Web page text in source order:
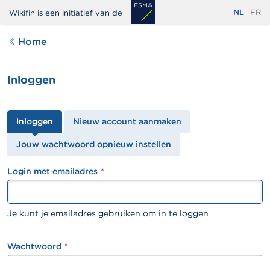
Overslaan
naar
gaan
Wikifin is een initiatief van de NL FR
Home
Inloggen
Primaire
tabs
Inloggen Nieuw account aanmaken
Jouw wachtwoord opnieuw instellen
textfield
Login met emailadres
Je kunt je emailadres gebruiken om in te loggen
password
Wachtwoord